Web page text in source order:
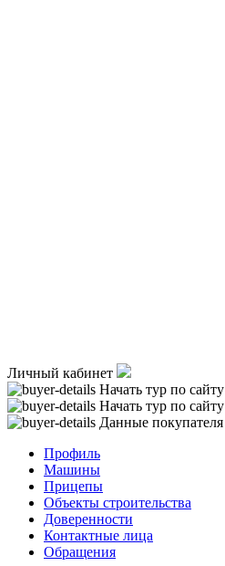
Личный кабинет
Начать тур по сайту
Начать тур по сайту
Данные покупателя
Профиль
Машины
Прицепы
Объекты строительства
Доверенности
Контактные лица
Обращения